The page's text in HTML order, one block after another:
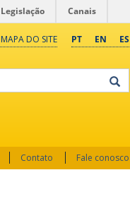
Legislação Canais
PT EN ES
MAPA DO SITE
Contato Fale conosco